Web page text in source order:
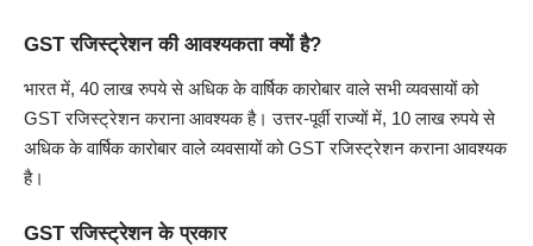
GST रजिस्ट्रेशन की आवश्यकता क्यों है?
भारत में, 40 लाख रुपये से अधिक के वार्षिक कारोबार वाले सभी व्यवसायों को
GST रजिस्ट्रेशन कराना आवश्यक है। उत्तर-पूर्वी राज्यों में, 10 लाख रुपये से
अधिक के वार्षिक कारोबार वाले व्यवसायों को GST रजिस्ट्रेशन कराना आवश्यक
है।
GST रजिस्ट्रेशन के प्रकार